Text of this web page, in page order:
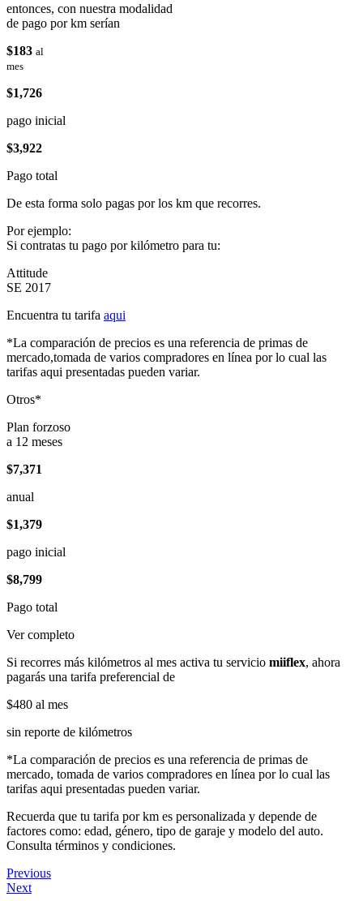
entonces, con nuestra modalidad
de pago por km serían
$183 al
mes
$1,726
pago inicial
$3,922
Pago total
De esta forma solo pagas por los km que recorres.
Por ejemplo:
Si contratas tu pago por kilómetro para tu:
Attitude
SE 2017
Encuentra tu tarifa aqui
*La comparación de precios es una referencia de primas de
mercado,tomada de varios compradores en línea por lo cual las
tarifas aqui presentadas pueden variar.
Otros*
Plan forzoso
a 12 meses
$7,371
anual
$1,379
pago inicial
$8,799
Pago total
Ver completo
Si recorres más kilómetros al mes activa tu servicio miiflex, ahora
pagarás una tarifa preferencial de
$480 al mes
sin reporte de kilómetros
*La comparación de precios es una referencia de primas de
mercado, tomada de varios compradores en línea por lo cual las
tarifas aqui presentadas pueden variar.
Recuerda que tu tarifa por km es personalizada y depende de
factores como: edad, género, tipo de garaje y modelo del auto.
Consulta términos y condiciones.
Previous
Next